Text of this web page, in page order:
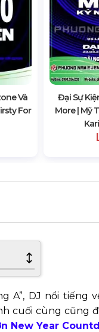
Và
For
Đại Sự
More | Mỹ
A”, DJ nổi
cuối cùng cũng
New Year